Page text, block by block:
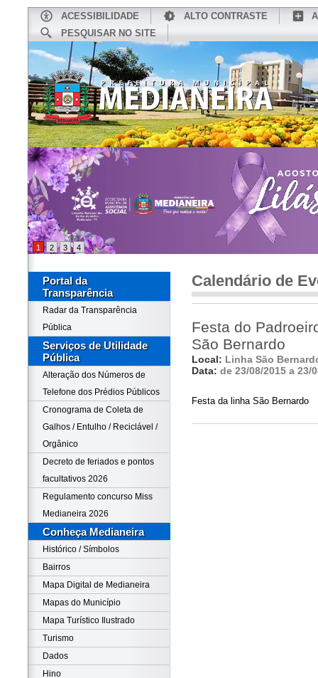
ACESSIBILIDADE ALTO CONTRASTE
PESQUISAR NO SITE
CONHEÇA MEDIANEIRA
1 2 3 4
Portal da
Transparência
Radar da Transparência
Pública
Serviços de Utilidade
Pública
Alteração dos Números de
Telefone dos Prédios Públicos
Cronograma de Coleta de
Galhos / Entulho / Reciclável /
Orgânico
Decreto de feriados e pontos
facultativos 2026
Regulamento concurso Miss
Medianeira 2026
Conheça Medianeira
Histórico / Símbolos
Bairros
Mapa Digital de Medianeira
Mapas do Município
Mapa Turístico Ilustrado
Turismo
Dados
Hino
Calendário de
Festa do
São Bernardo
Local: Linha São
Data: de 23/08/2015 a 23/
Festa da linha São Bernardo